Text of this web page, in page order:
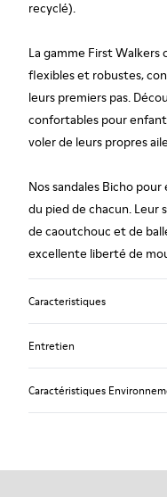
recyclé).
La gamme First Walkers
flexibles et robustes,
leurs premiers pas.
confortables pour
voler de leurs propres
Nos sandales Bicho
du pied de chacun. Leur
de caoutchouc et de
excellente liberté de
Caracteristiques
Bleu
Semelle extérieure/
enfilage facile
Entretien
Caractéristiques